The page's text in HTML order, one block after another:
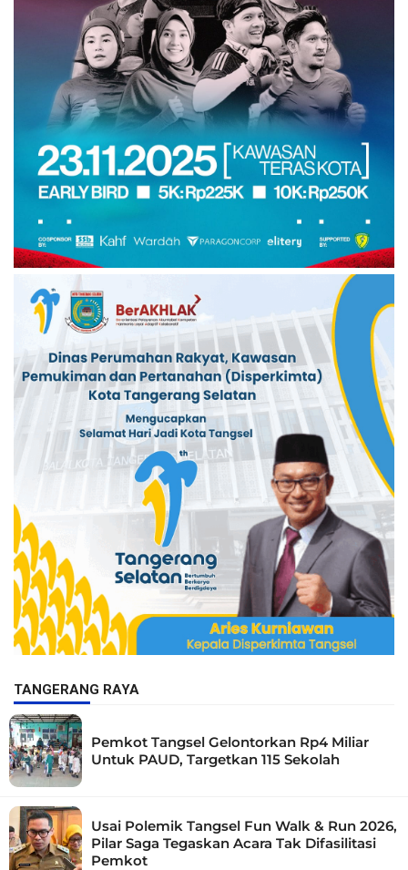
TANGERANG RAYA
Pemkot Tangsel Gelontorkan Rp4 Miliar
Untuk PAUD, Targetkan 115 Sekolah
Usai Polemik Tangsel Fun Walk & Run 2026,
Pilar Saga Tegaskan Acara Tak Difasilitasi
Pemkot